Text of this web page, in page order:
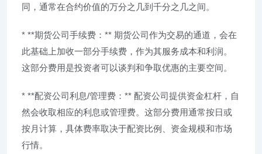
同，通常在合约价值的万分之几到千分之几之间。
* **期货公司手续费：** 期货公司作为交易的通道，会在
此基础上加收一部分手续费，作为其服务成本和利润。
这部分费用是投资者可以谈判和争取优惠的主要空间。
* **配资公司利息/管理费：** 配资公司提供资金杠杆，自
然会收取相应的利息或管理费。这部分费用通常按日或
按月计算，具体费率取决于配资比例、资金规模和市场
行情。